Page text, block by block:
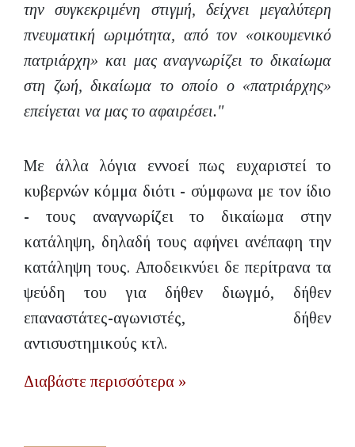
την συγκεκριμένη στιγμή, δείχνει μεγαλύτερη
πνευματική ωριμότητα, από τον «οικουμενικό
πατριάρχη» και μας αναγνωρίζει το δικαίωμα
στη ζωή, δικαίωμα το οποίο ο «πατριάρχης»
επείγεται να μας το αφαιρέσει."
Με άλλα λόγια εννοεί πως ευχαριστεί το
κυβερνών κόμμα διότι - σύμφωνα με τον ίδιο
- τους αναγνωρίζει το δικαίωμα στην
κατάληψη, δηλαδή τους αφήνει ανέπαφη την
κατάληψη τους. Αποδεικνύει δε περίτρανα τα
ψεύδη του για δήθεν διωγμό, δήθεν
επαναστάτες-αγωνιστές, δήθεν
αντισυστημικούς κτλ.
Διαβάστε περισσότερα »